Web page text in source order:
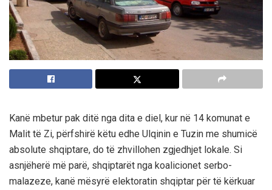
Kanë mbetur pak ditë nga dita e diel, kur në 14 komunat e
Malit të Zi, përfshirë këtu edhe Ulqinin e Tuzin me shumicë
absolute shqiptare, do të zhvillohen zgjedhjet lokale. Si
asnjëherë më parë, shqiptarët nga koalicionet serbo-
malazeze, kanë mësyrë elektoratin shqiptar për të kërkuar